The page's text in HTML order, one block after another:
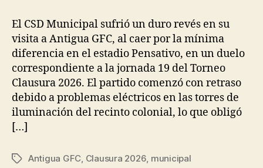
El CSD Municipal sufrió un duro revés en su
visita a Antigua GFC, al caer por la mínima
diferencia en el estadio Pensativo, en un duelo
correspondiente a la jornada 19 del Torneo
Clausura 2026. El partido comenzó con retraso
debido a problemas eléctricos en las torres de
iluminación del recinto colonial, lo que obligó
[…]
TagsAntigua GFC, Clausura 2026, municipal